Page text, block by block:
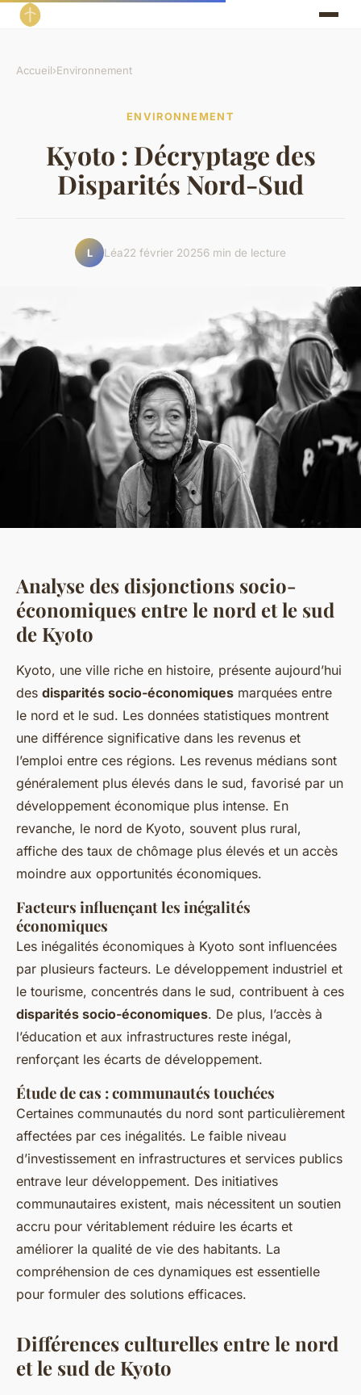
Accueil›Environnement
ENVIRONNEMENT
Kyoto : Décryptage des
Disparités Nord-Sud
L Léa22 février 20256 min de lecture
Analyse des disjonctions socio-
économiques entre le nord et le sud
de Kyoto
Kyoto, une ville riche en histoire, présente aujourd’hui
des disparités socio-économiques marquées entre
le nord et le sud. Les données statistiques montrent
une différence significative dans les revenus et
l’emploi entre ces régions. Les revenus médians sont
généralement plus élevés dans le sud, favorisé par un
développement économique plus intense. En
revanche, le nord de Kyoto, souvent plus rural,
affiche des taux de chômage plus élevés et un accès
moindre aux opportunités économiques.
Facteurs influençant les inégalités
économiques
Les inégalités économiques à Kyoto sont influencées
par plusieurs facteurs. Le développement industriel et
le tourisme, concentrés dans le sud, contribuent à ces
disparités socio-économiques. De plus, l’accès à
l’éducation et aux infrastructures reste inégal,
renforçant les écarts de développement.
Étude de cas : communautés touchées
Certaines communautés du nord sont particulièrement
affectées par ces inégalités. Le faible niveau
d’investissement en infrastructures et services publics
entrave leur développement. Des initiatives
communautaires existent, mais nécessitent un soutien
accru pour véritablement réduire les écarts et
améliorer la qualité de vie des habitants. La
compréhension de ces dynamiques est essentielle
pour formuler des solutions efficaces.
Différences culturelles entre le nord
et le sud de Kyoto